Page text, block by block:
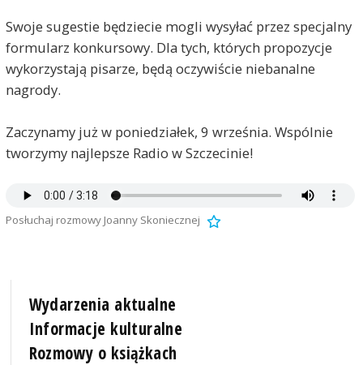
Swoje sugestie będziecie mogli wysyłać przez specjalny
formularz konkursowy. Dla tych, których propozycje
wykorzystają pisarze, będą oczywiście niebanalne
nagrody.
Zaczynamy już w poniedziałek, 9 września. Wspólnie
tworzymy najlepsze Radio w Szczecinie!
Posłuchaj rozmowy Joanny Skoniecznej
Wydarzenia aktualne
Informacje kulturalne
Rozmowy o książkach